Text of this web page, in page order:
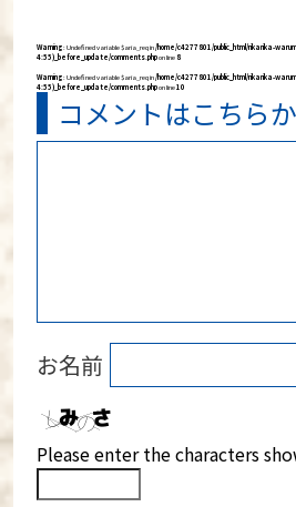
Warning: Undefined variable $aria_req in/home/c4277801/public_html/rikarika-
4:55)_before_update/comments.phpon line 8
Warning: Undefined variable $aria_req in/home/c4277801/public_html/rikarika-
4:55)_before_update/comments.phpon line10
コメントはこちら
お名前
Please enter the characters